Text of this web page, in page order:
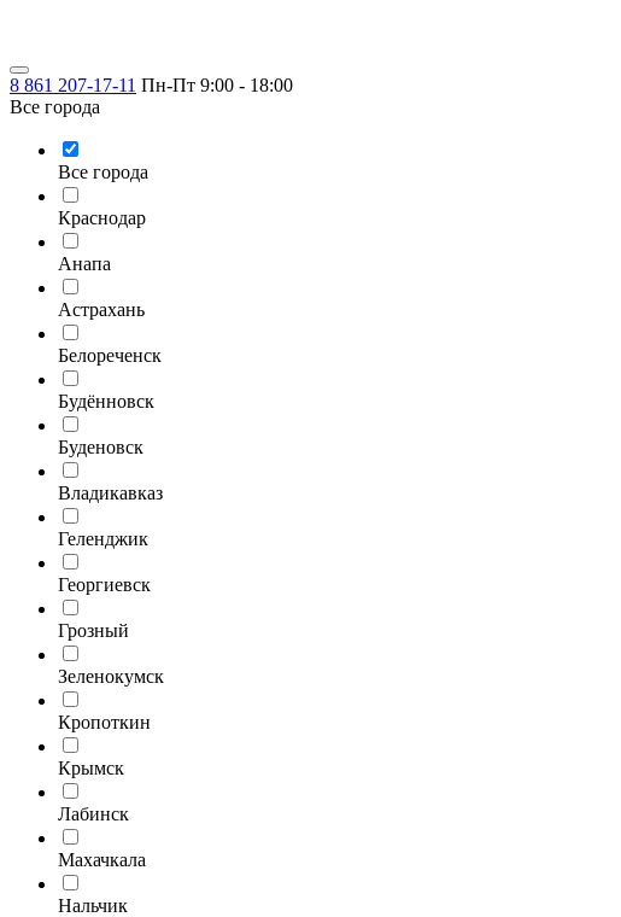
8 861 207-17-11 Пн-Пт 9:00 - 18:00
Все города
Все города
Краснодар
Анапа
Астрахань
Белореченск
Будённовск
Буденовск
Владикавказ
Геленджик
Георгиевск
Грозный
Зеленокумск
Кропоткин
Крымск
Лабинск
Махачкала
Нальчик